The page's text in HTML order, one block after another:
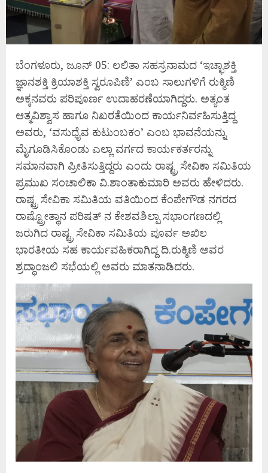
ಬೆಂಗಳೂರು, ಜೂನ್ 05: ಲಲಿತಾ ಸಹಸ್ರನಾಮದ ‘ಇಚ್ಛಾಶಕ್ತಿ
ಜ್ಞಾನಶಕ್ತಿ ಕ್ರಿಯಾಶಕ್ತಿ ಸ್ವರೂಪಿಣಿ’ ಎಂಬ ಸಾಲುಗಳಿಗೆ ರುಕ್ಮಿಣಿ
ಅಕ್ಕನವರು ಪರಿಪೂರ್ಣ ಉದಾಹರಣೆಯಾಗಿದ್ದರು. ಅತ್ಯಂತ
ಆತ್ಮವಿಶ್ವಾಸ ಹಾಗೂ ನಿಖರತೆಯಿಂದ ಕಾರ್ಯನಿರ್ವಹಿಸುತ್ತಿದ್ದ
ಅವರು, ‘ವಸುಧೈವ ಕುಟುಂಬಕಂ’ ಎಂಬ ಭಾವನೆಯನ್ನು
ಮೈಗೂಡಿಸಿಕೊಂಡು ಎಲ್ಲಾ ವರ್ಗದ ಕಾರ್ಯಕರ್ತರನ್ನು
ಸಮಾನವಾಗಿ ಪ್ರೀತಿಸುತ್ತಿದ್ದರು ಎಂದು ರಾಷ್ಟ್ರ ಸೇವಿಕಾ ಸಮಿತಿಯ
ಪ್ರಮುಖ ಸಂಚಾಲಿಕಾ ವಿ.ಶಾಂತಾಕುಮಾರಿ ಅವರು ಹೇಳಿದರು.
ರಾಷ್ಟ್ರ ಸೇವಿಕಾ ಸಮಿತಿಯ ವತಿಯಿಂದ ಕೆಂಪೇಗೌಡ ನಗರದ
ರಾಷ್ಟ್ರೋತ್ಥಾನ ಪರಿಷತ್ ನ ಕೇಶವಶಿಲ್ಪಾ ಸಭಾಂಗಣದಲ್ಲಿ
ಜರುಗಿದ ರಾಷ್ಟ್ರ ಸೇವಿಕಾ ಸಮಿತಿಯ ಪೂರ್ವ ಅಖಿಲ
ಭಾರತೀಯ ಸಹ ಕಾರ್ಯವಹಿಕರಾಗಿದ್ದ ದಿ.ರುಕ್ಮಿಣಿ ಅವರ
ಶ್ರದ್ಧಾಂಜಲಿ ಸಭೆಯಲ್ಲಿ ಅವರು ಮಾತನಾಡಿದರು.